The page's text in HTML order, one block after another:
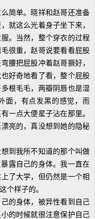
简单。晓祥和赵哥还准备
就这么光着身子坐下来，
。当然，整个穿衣的过程
很重，赵哥说要看看屁股
腰把屁股冲着赵哥撅好，
好奇地看了看，整个屁股
根毛毛，两瓣阴唇也是湿
面，有点发黑的感觉，而
一点大便星子沾在那里。
亮的，真没想到她的隐秘
到我所不知道的那个叫做
露自己的身体。我一直在
了大学，但仍然是一个相
个样子的。
的身体，被异性看到自己
的时候就很注意保护自己